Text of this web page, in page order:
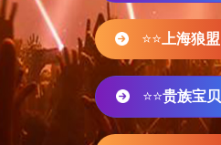
⭐⭐ 上海狼盟
⭐⭐贵族宝贝